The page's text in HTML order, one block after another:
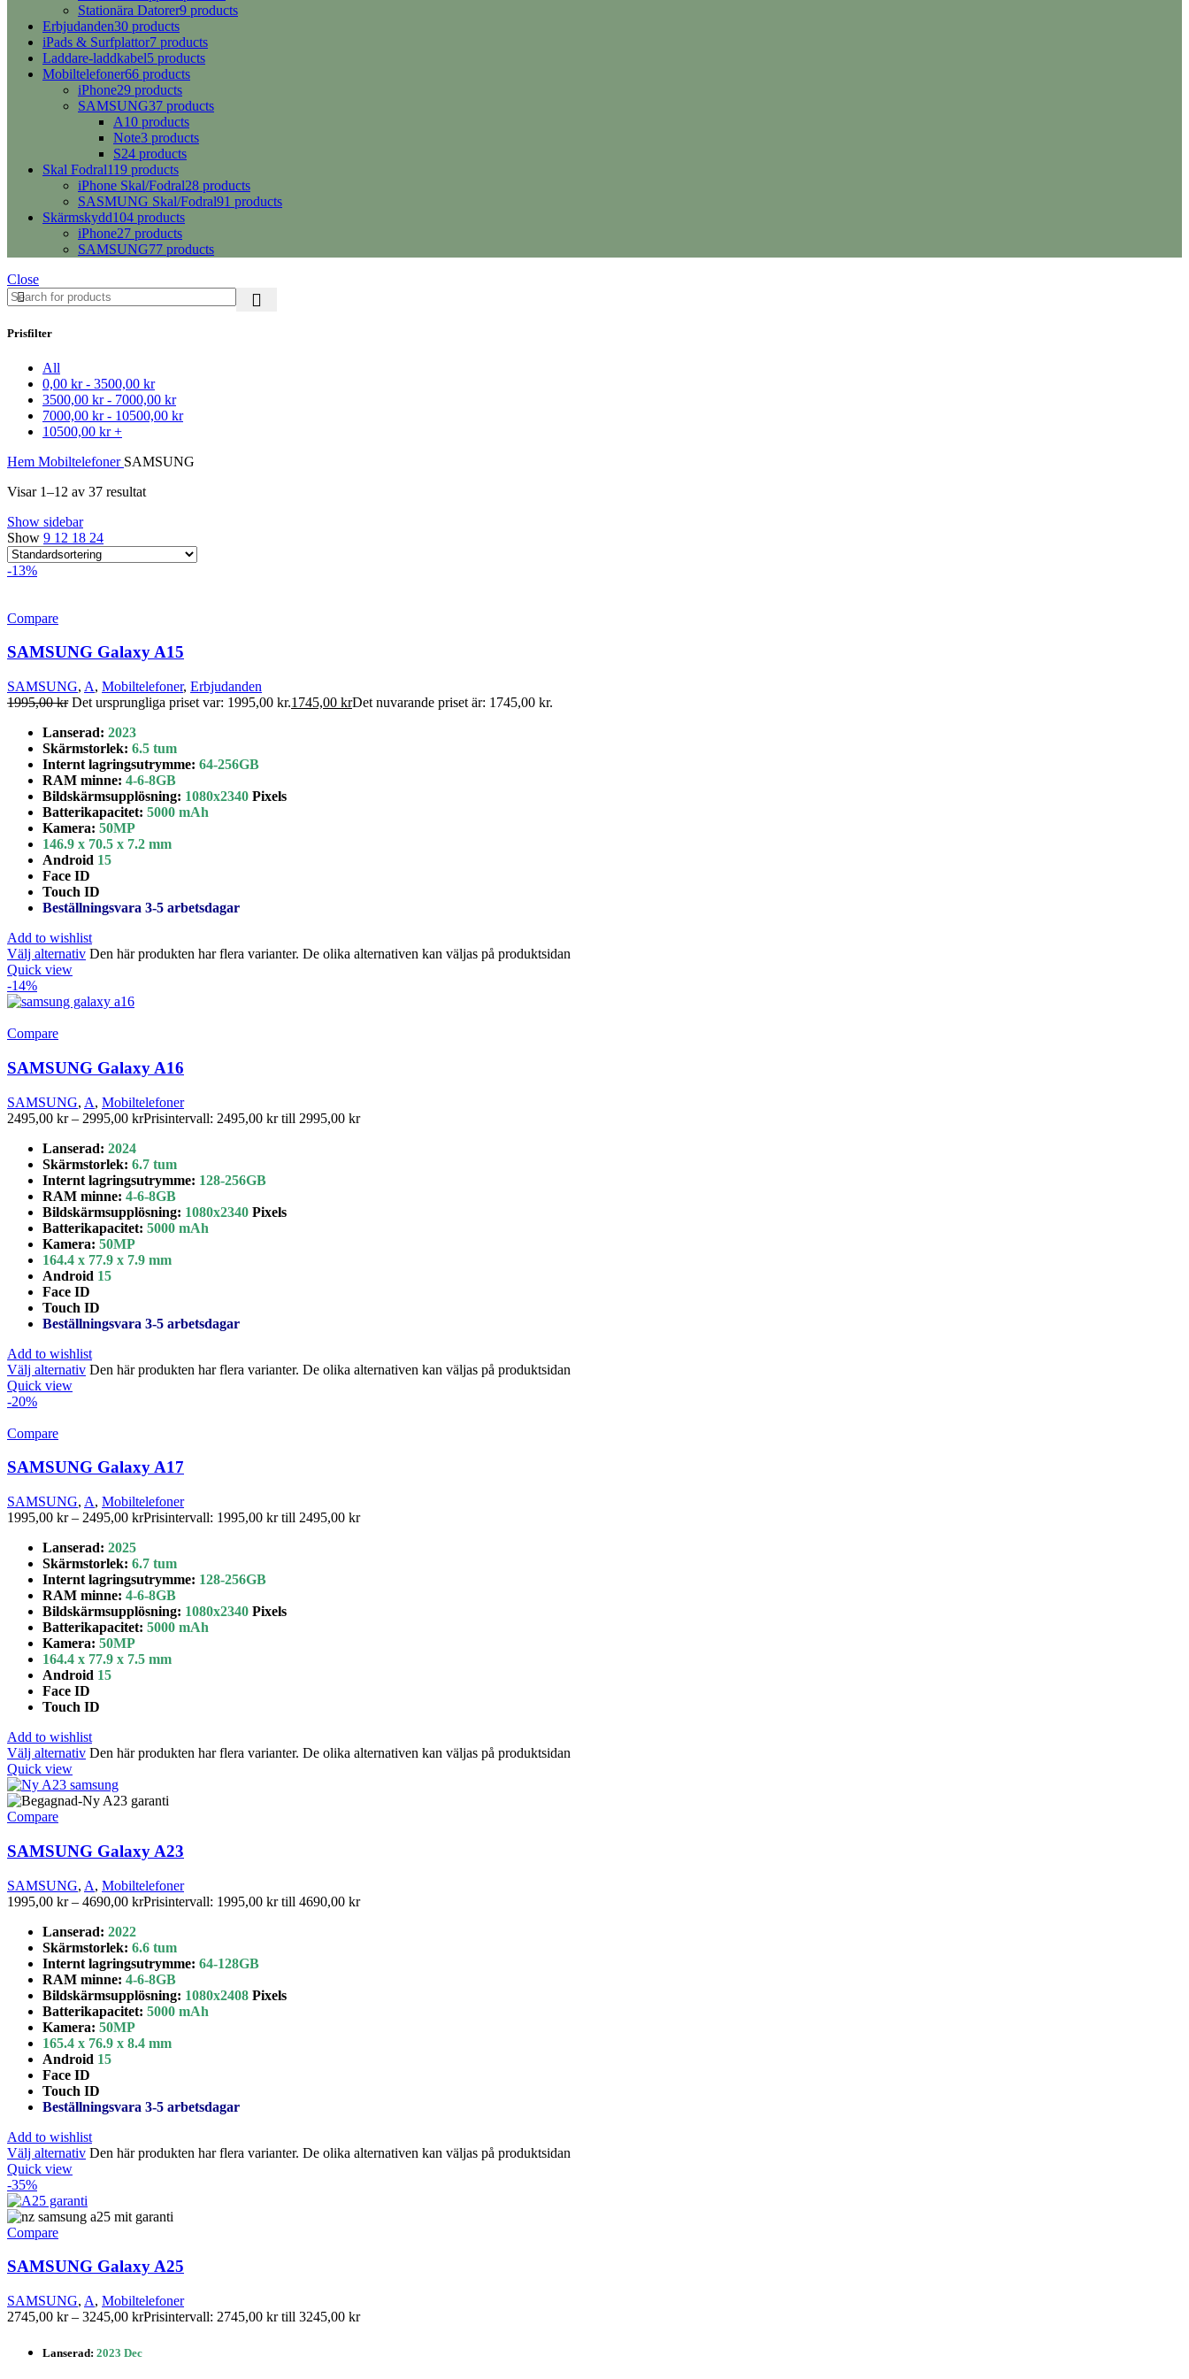
Stationära Datorer9 products
Erbjudanden30 products
iPads & Surfplattor7 products
Laddare-laddkabel5 products
Mobiltelefoner66 products
iPhone29 products
SAMSUNG37 products
A10 products
Note3 products
S24 products
Skal Fodral119 products
iPhone Skal/Fodral28 products
SASMUNG Skal/Fodral91 products
Skärmskydd104 products
iPhone27 products
SAMSUNG77 products
Close
Prisfilter
All
0,00 kr- 3500,00 kr
3500,00 kr- 7000,00 kr
7000,00 kr- 10500,00 kr
10500,00 kr+
Hem Mobiltelefoner SAMSUNG
Visar 1–12 av 37 resultat
Show sidebar
Show 9 12 18 24
-13%
Compare
SAMSUNG Galaxy A15
SAMSUNG, A, Mobiltelefoner, Erbjudanden
1995,00kr Det ursprungliga priset var: 1995,00 kr.1745,00 krDet nuvarande priset är: 1745,00 kr.
Lanserad: 2023
Skärmstorlek: 6.5 tum
Internt lagringsutrymme: 64-256GB
RAM minne: 4-6-8GB
Bildskärmsupplösning: 1080x2340 Pixels
Batterikapacitet: 5000 mAh
Kamera: 50MP
146.9 x 70.5 x 7.2 mm
Android 15
Face ID
Touch ID
Beställningsvara 3-5 arbetsdagar
Add to wishlist
Välj alternativ Den här produkten har flera varianter. De olika alternativen kan väljas på produktsidan
Quick view
-14%
Compare
SAMSUNG Galaxy A16
SAMSUNG, A, Mobiltelefoner
2495,00 kr – 2995,00 krPrisintervall: 2495,00 kr till 2995,00 kr
Lanserad: 2024
Skärmstorlek: 6.7 tum
Internt lagringsutrymme: 128-256GB
RAM minne: 4-6-8GB
Bildskärmsupplösning: 1080x2340 Pixels
Batterikapacitet: 5000 mAh
Kamera: 50MP
164.4 x 77.9 x 7.9 mm
Android 15
Face ID
Touch ID
Beställningsvara 3-5 arbetsdagar
Add to wishlist
Välj alternativ Den här produkten har flera varianter. De olika alternativen kan väljas på produktsidan
Quick view
-20%
Compare
SAMSUNG Galaxy A17
SAMSUNG, A, Mobiltelefoner
1995,00 kr – 2495,00 krPrisintervall: 1995,00 kr till 2495,00 kr
Lanserad: 2025
Skärmstorlek: 6.7 tum
Internt lagringsutrymme: 128-256GB
RAM minne: 4-6-8GB
Bildskärmsupplösning: 1080x2340 Pixels
Batterikapacitet: 5000 mAh
Kamera: 50MP
164.4 x 77.9 x 7.5 mm
Android 15
Face ID
Touch ID
Add to wishlist
Välj alternativ Den här produkten har flera varianter. De olika alternativen kan väljas på produktsidan
Quick view
Compare
SAMSUNG Galaxy A23
SAMSUNG, A, Mobiltelefoner
1995,00 kr – 4690,00 krPrisintervall: 1995,00 kr till 4690,00 kr
Lanserad: 2022
Skärmstorlek: 6.6 tum
Internt lagringsutrymme: 64-128GB
RAM minne: 4-6-8GB
Bildskärmsupplösning: 1080x2408 Pixels
Batterikapacitet: 5000 mAh
Kamera: 50MP
165.4 x 76.9 x 8.4 mm
Android 15
Face ID
Touch ID
Beställningsvara 3-5 arbetsdagar
Add to wishlist
Välj alternativ Den här produkten har flera varianter. De olika alternativen kan väljas på produktsidan
Quick view
-35%
Compare
SAMSUNG Galaxy A25
SAMSUNG, A, Mobiltelefoner
2745,00 kr – 3245,00 krPrisintervall: 2745,00 kr till 3245,00 kr
Lanserad: 2023 Dec